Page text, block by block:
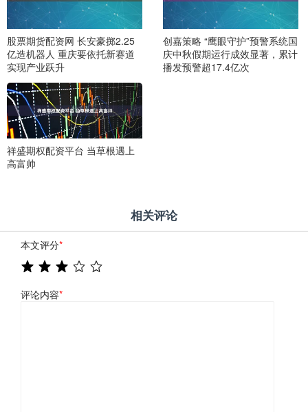
股票期货配资网 长安豪掷2.25
亿造机器人 重庆要依托新赛道
实现产业跃升
创嘉策略 “鹰眼守护”预警系统国
庆中秋假期运行成效显著，累计
播发预警超17.4亿次
祥盛期权配资平台 当草根遇上
高富帅
相关评论
本文评分*
评论内容*